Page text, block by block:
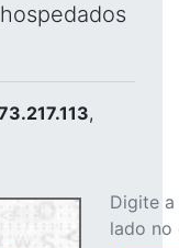
,
Digite
lado no